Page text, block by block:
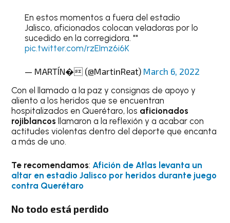
En estos momentos a fuera del estadio
Jalisco, aficionados colocan veladoras por lo
sucedido en la corregidora. ""
pic.twitter.com/rzEImz6i6K
— MARTÍN� (@MartinReat) March 6, 2022
Con el llamado a la paz y consignas de apoyo y
aliento a los heridos que se encuentran
hospitalizados en Querétaro, los aficionados
rojiblancos llamaron a la reflexión y a acabar con
actitudes violentas dentro del deporte que encanta
a más de uno.
Te recomendamos: Afición de Atlas levanta un
altar en estadio Jalisco por heridos durante juego
contra Querétaro
No todo está perdido